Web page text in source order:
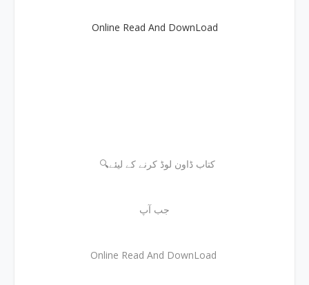
Online Read And DownLoad
🔍کتاب ڈاون لوڈ کرنے کے لیئے
جب آپ
Online Read And DownLoad